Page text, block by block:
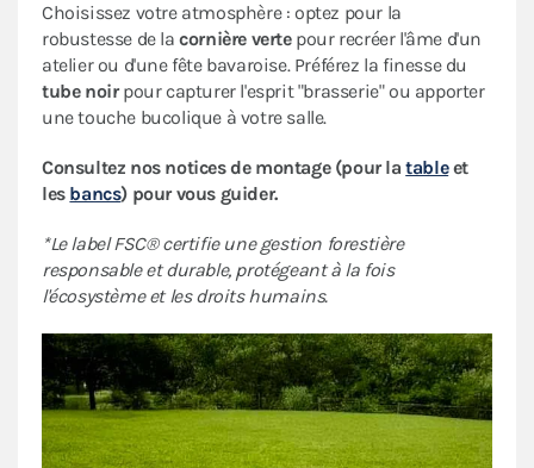
Choisissez votre atmosphère : optez pour la
robustesse de la cornière vertepour recréer l'âme d'un
atelier ou d'une fête bavaroise. Préférez la finesse du
tube noirpour capturer l'esprit "brasserie" ou apporter
une touche bucolique à votre salle.
Consultez nos notices de montage (pour latableet
les bancs) pour vous guider.
*Le label FSC® certifie une gestion forestière
responsable et durable, protégeant à la fois
l'écosystème et les droits humains.